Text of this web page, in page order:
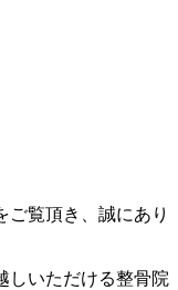
ご覧頂き、誠にあり
しいただける整骨院